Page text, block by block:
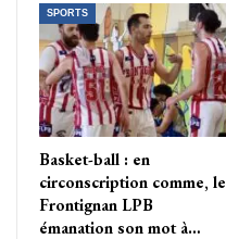
SPORTS
Basket-ball : en
circonscription comme, le
Frontignan LPB
émanation son mot à…